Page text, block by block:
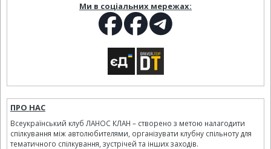
Ми в соціальних мережах:
ПРО НАС
Всеукраїнський клуб ЛАНОС КЛАН – створено з метою налагодити
спілкування між автолюбителями, організувати клубну спільноту для
тематичного спілкування, зустрічей та інших заходів.